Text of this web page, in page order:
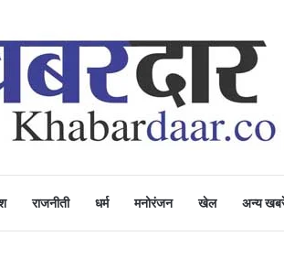
राजनीती धर्म मनोरंजन खेल अन्य
और नैनो यूरिया बने किसानों के भरोसेमंद कृषि साथी…..